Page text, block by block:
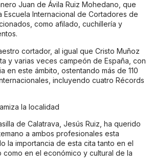
Juan de Ávila Ruiz Mohedano, que
Escuela Internacional de Cortadores de
como afilado, cuchillería y
cortador, al igual que Cristo Muñoz
y varias veces campeón de España, con
en este ámbito, ostentando más de 110
incluyendo cuatro Récords
la localidad
de Calatrava, Jesús Ruiz, ha querido
a ambos profesionales esta
la importancia de esta cita tanto en el
como en el económico y cultural de la